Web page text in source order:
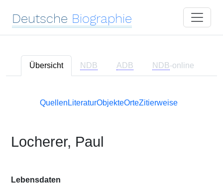
Deutsche Biographie
Übersicht NDB ADB NDB-online
Quellen LiteraturObjekteOrteZitierweise
Locherer, Paul
Lebensdaten